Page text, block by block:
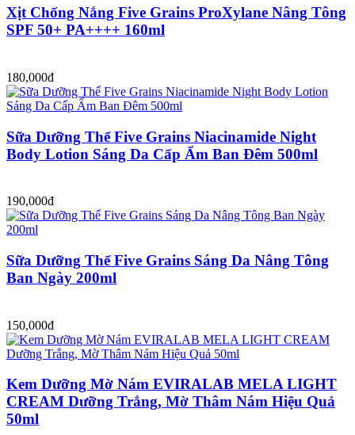
Xịt Chống Nắng Five Grains ProXylane Nâng Tông
SPF 50+ PA++++ 160ml
180,000đ
Sữa Dưỡng Thể Five Grains Niacinamide Night
Body Lotion Sáng Da Cấp Ẩm Ban Đêm 500ml
190,000đ
Sữa Dưỡng Thể Five Grains Sáng Da Nâng Tông
Ban Ngày 200ml
150,000đ
Kem Dưỡng Mờ Nám EVIRALAB MELA LIGHT
CREAM Dưỡng Trắng, Mờ Thâm Nám Hiệu Quả
50ml